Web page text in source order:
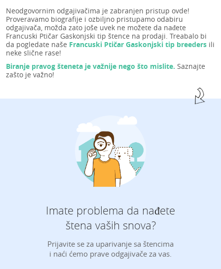
Neodgovornim odgajivačima je zabranjen pristup ovde!
Proveravamo biografije i ozbiljno pristupamo odabiru
odgajivača, možda zato joše uvek ne možete da nađete
Francuski Ptičar Gaskonjski tip štence na prodaji. Treabalo bi
da pogledate naše Francuski Ptičar Gaskonjski tip breeders ili
neke slične rase!
Biranje pravog šteneta je važnije nego što mislite. Saznajte
zašto je važno!
Imate problema da nađete
štena vaših snova?
Prijavite se za uparivanje sa štencima
i naći ćemo prave odgajivače za vas.